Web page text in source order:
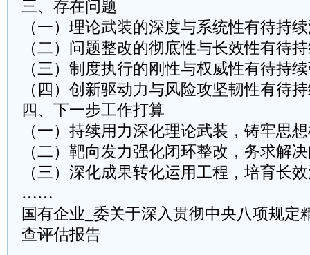
三、存在问题
（一）理论武装的深度与系统性有待持
（二）问题整改的彻底性与长效性有待
（三）制度执行的刚性与权威性有待持
（四）创新驱动力与风险攻坚韧性有待
四、下一步工作打算
（一）持续用力深化理论武装，铸牢思
（二）靶向发力强化闭环整改，务求解
（三）深化成果转化运用工程，培育长
……
国有企业_委关于深入贯彻中央八项规定
查评估报告​